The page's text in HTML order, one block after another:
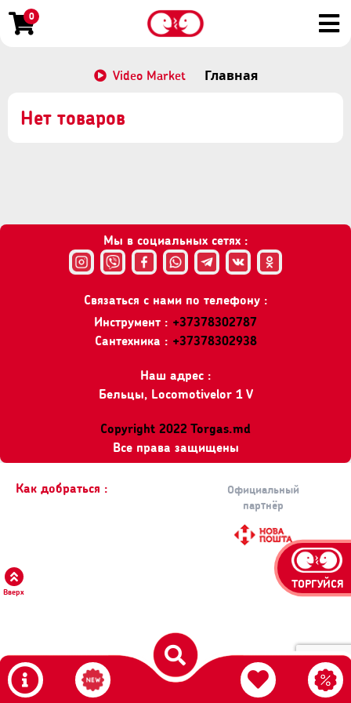
0
Video Market Главная
Нет товаров
Мы в социальных сетях :
Связаться с нами по телефону :
Инструмент : +37378302787
Сантехника : +37378302938
Наш адрес :
Бельцы, Locomotivelor 1 V
Copyright 2022 Torgas.md
Все права защищены
Как добраться :
Официальный
партнёр
ТОРГУЙСЯ
Вверх